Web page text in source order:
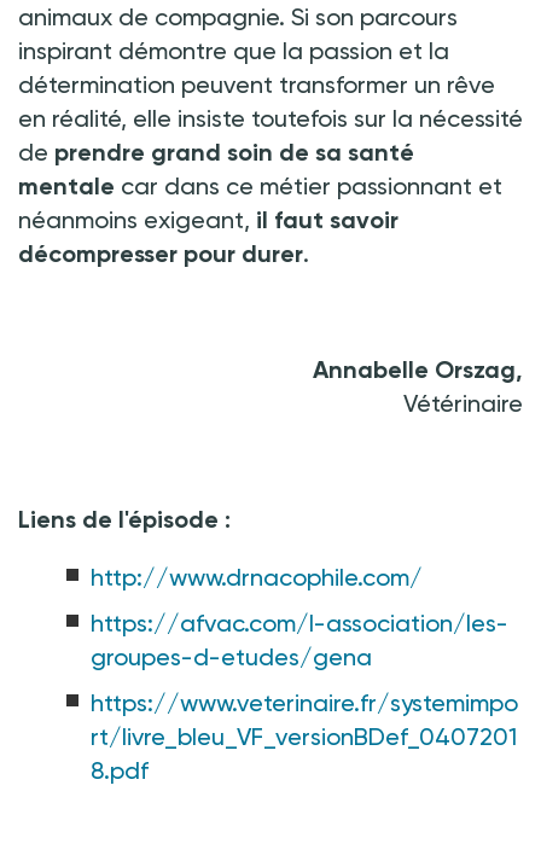
animaux de compagnie. Si son parcours
inspirant démontre que la passion et la
détermination peuvent transformer un rêve
en réalité, elle insiste toutefois sur la nécessité
de prendre grand soin de sa santé
mentale car dans ce métier passionnant et
néanmoins exigeant, il faut savoir
décompresser pour durer.
Annabelle Orszag,
Vétérinaire
Liens de l'épisode :
http://www.drnacophile.com/
https://afvac.com/l-association/les-
groupes-d-etudes/gena
https://www.veterinaire.fr/systemimpo
rt/livre_bleu_VF_versionBDef_0407201
8.pdf